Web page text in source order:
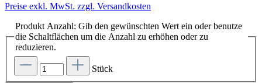
Preise exkl. MwSt. zzgl. Versandkosten
Produkt Anzahl: Gib den gewünschten Wert ein oder benutze
die Schaltflächen um die Anzahl zu erhöhen oder zu
reduzieren.
Stück